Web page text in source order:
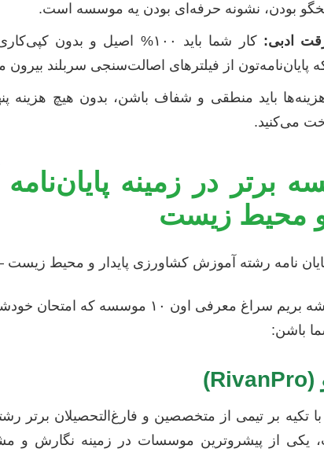
بودن، نشونه حرفه‌ای بودن یه موسسه است.
ادبی:
کار شما باید ۱۰۰% اصیل و بدون
از فیلترهای اصالت‌سنجی سربلند بیرون
باید منطقی و شفاف باشن، بدون هیچ هزینه
می‌کنید.
10 موسسه برتر در زمینه
و محیط زیست
حالا که با معیارها آشنا شدی، وقتشه بریم سراغ معرفی اون
باشن:
با تکیه بر تیمی از متخصصین و فارغ‌التحصیلان برتر
یکی از پیشروترین موسسات در زمینه نگارش و